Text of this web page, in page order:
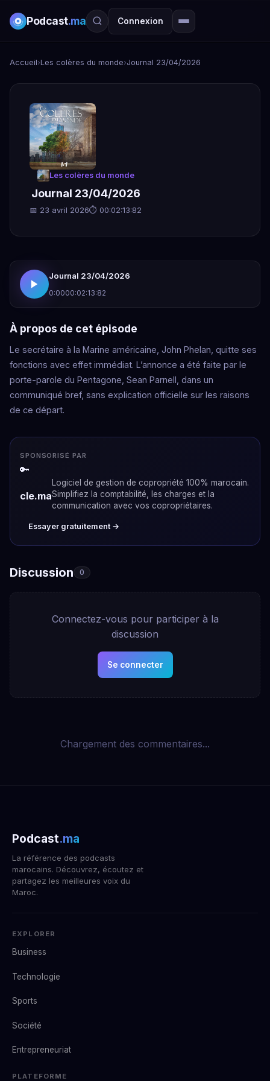
Podcast.ma Connexion
Accueil›Les colères du monde›Journal 23/04/2026
Les colères du monde
Journal 23/04/2026
📅 23 avril 2026⏱ 00:02:13:82
Journal 23/04/2026
0:0000:02:13:82
À propos de cet épisode
Le secrétaire à la Marine américaine, John Phelan, quitte ses
fonctions avec effet immédiat. L’annonce a été faite par le
porte-parole du Pentagone, Sean Parnell, dans un
communiqué bref, sans explication officielle sur les raisons
de ce départ.
SPONSORISÉ PAR
🔑
cle.ma
Logiciel de gestion de copropriété 100% marocain.
Simplifiez la comptabilité, les charges et la
communication avec vos copropriétaires.
Essayer gratuitement →
Discussion 0
Connectez-vous pour participer à la
discussion
Se connecter
Chargement des commentaires...
Podcast.ma
La référence des podcasts
marocains. Découvrez, écoutez et
partagez les meilleures voix du
Maroc.
EXPLORER
Business
Technologie
Sports
Société
Entrepreneuriat
PLATEFORME